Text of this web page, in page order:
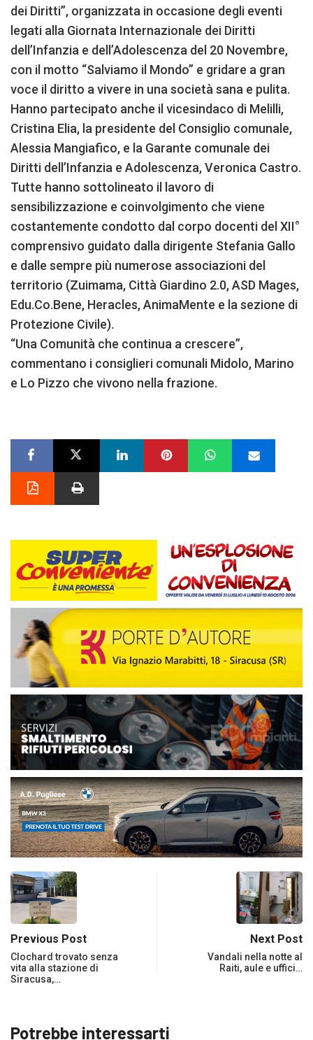
dei Diritti”, organizzata in occasione degli eventi
legati alla Giornata Internazionale dei Diritti
dell’Infanzia e dell’Adolescenza del 20 Novembre,
con il motto “Salviamo il Mondo” e gridare a gran
voce il diritto a vivere in una società sana e pulita.
Hanno partecipato anche il vicesindaco di Melilli,
Cristina Elia, la presidente del Consiglio comunale,
Alessia Mangiafico, e la Garante comunale dei
Diritti dell’Infanzia e Adolescenza, Veronica Castro.
Tutte hanno sottolineato il lavoro di
sensibilizzazione e coinvolgimento che viene
costantemente condotto dal corpo docenti del XII°
comprensivo guidato dalla dirigente Stefania Gallo
e dalle sempre più numerose associazioni del
territorio (Zuimama, Città Giardino 2.0, ASD Mages,
Edu.Co.Bene, Heracles, AnimaMente e la sezione di
Protezione Civile).
“Una Comunità che continua a crescere”,
commentano i consiglieri comunali Midolo, Marino
e Lo Pizzo che vivono nella frazione.
Previous Post
Clochard trovato senza
vita alla stazione di
Siracusa,…
Next Post
Vandali nella notte al
Raiti, aule e uffici…
Potrebbe interessarti